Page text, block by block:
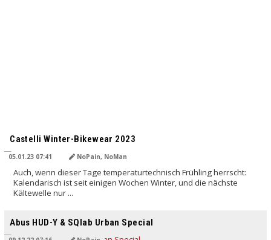
Castelli Winter-Bikewear 2023
05.01.23 07:41 NoPain, NoMan
Auch, wenn dieser Tage temperaturtechnisch Frühling herrscht:
Kalendarisch ist seit einigen Wochen Winter, und die nächste
Kältewelle nur ...
Abus HUD-Y & SQlab Urban Special